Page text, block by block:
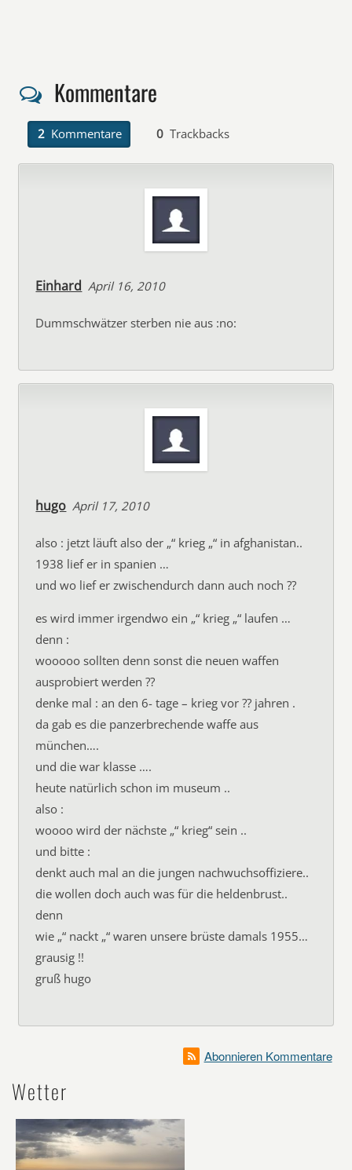
Kommentare
2 Kommentare 0 Trackbacks
Einhard April 16, 2010
Dummschwätzer sterben nie aus :no:
hugo April 17, 2010
also : jetzt läuft also der „“ krieg „“ in afghanistan..
1938 lief er in spanien …
und wo lief er zwischendurch dann auch noch ??
es wird immer irgendwo ein „“ krieg „“ laufen …
denn :
wooooo sollten denn sonst die neuen waffen
ausprobiert werden ??
denke mal : an den 6- tage – krieg vor ?? jahren .
da gab es die panzerbrechende waffe aus
münchen….
und die war klasse ….
heute natürlich schon im museum ..
also :
woooo wird der nächste „“ krieg“ sein ..
und bitte :
denkt auch mal an die jungen nachwuchsoffiziere..
die wollen doch auch was für die heldenbrust..
denn
wie „“ nackt „“ waren unsere brüste damals 1955…
grausig !!
gruß hugo
Abonnieren Kommentare
Wetter